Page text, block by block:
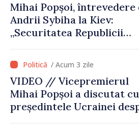
Mihai Popșoi, întrevedere
Andrii Sybiha la Kiev:
„Securitatea Republicii
de securitatea Ucrainei”
/ Acum 3 zile
VIDEO // Vicepremierul
Mihai Popșoi a discutat cu
președintele Ucrainei